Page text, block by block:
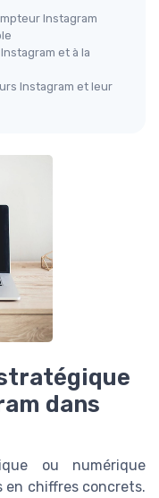
Instagram
et à la
Instagram et leur
dans
ou numérique
en chiffres concrets.